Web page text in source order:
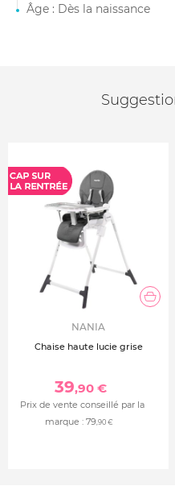
Âge : Dès la naissance
NANIA
Chaise haute lucie grise
39,90 €
Prix de vente conseillé par la
marque : 79,90 €